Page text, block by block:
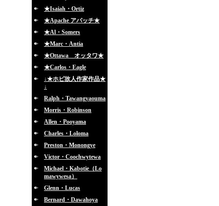
★Isaiah・Ortiz
★Apache アパッチ★
★Al・Somers
★Marc・Antia
★Ottawa オッタワ★
★Carlos・Eagle
↓★ホピ故人作家作品★
↓
Ralph・Tawangyaouma
Morris・Robinson
Allen・Pooyama
Charles・Loloma
Preston・Monongye
Victor・Coochwytewa
Michael・Kabotie（Lo
mawywesa）
Glenn・Lucas
Bernard・Dawahoya